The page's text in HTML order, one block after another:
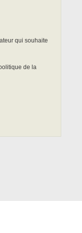
qui souhaite
de la